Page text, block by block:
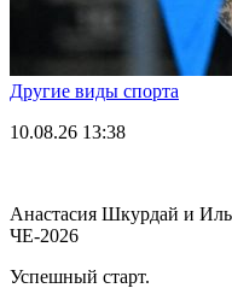
Другие виды спорта
10.08.26 13:38
Анастасия Шкурдай и
ЧЕ-2026
Успешный старт.